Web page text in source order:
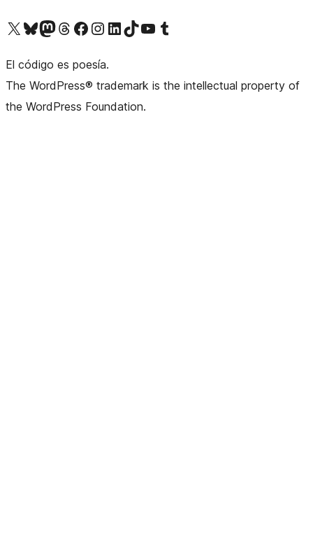
Visit our X (formerly Twitter) account
Visit our Bluesky account
Visita nuestra cuenta de Twitter
Visit our Threads account
Visita nuestra página de Facebook
Visite nuestra cuenta de Instagram
Visit our LinkedIn account
Visit our TikTok account
Visit our YouTube channel
Visit our Tumblr account
El código es poesía.
The WordPress® trademark is the intellectual property of
the WordPress Foundation.